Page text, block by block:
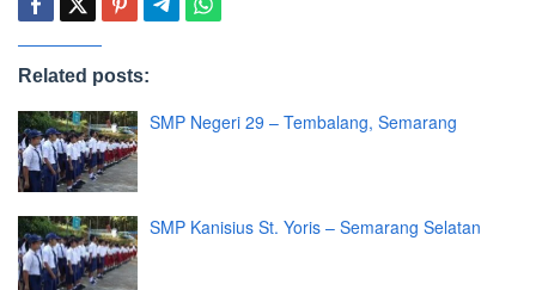
Related posts:
SMP Negeri 29 – Tembalang, Semarang
SMP Kanisius St. Yoris – Semarang Selatan